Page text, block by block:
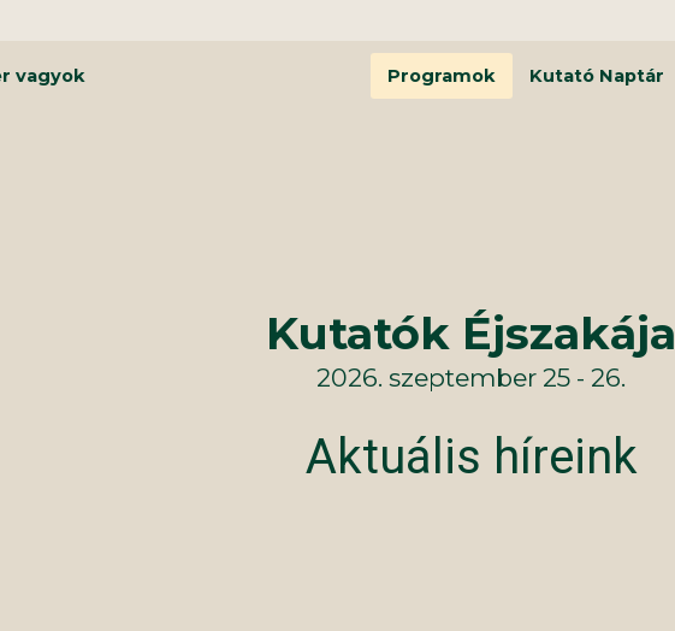
vagyok
Kutatók Éjszakája
2026. szeptember 25 - 26.
Aktuális híreink
Programok Kutató Naptár